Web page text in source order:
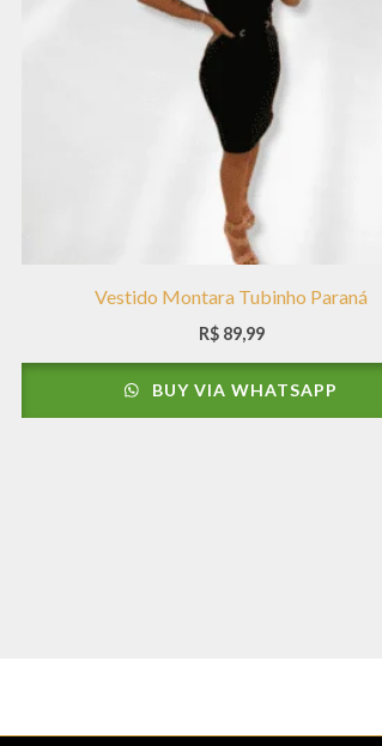
Vestido Montara Tubinho Paraná
R$89,99
BUY VIA WHATSAPP